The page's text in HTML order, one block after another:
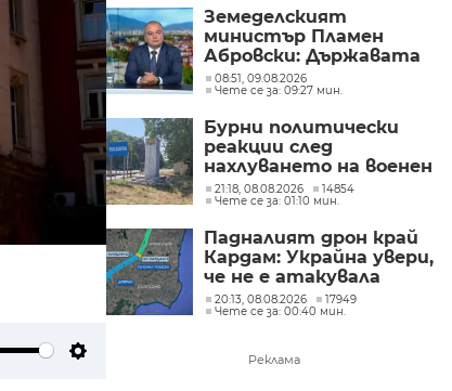
Земеделският
министър Пламен
Абровски: Държавата
трябва да засили
контрола върху вноса
08:51, 09.08.2026
Чете се за: 09:27 мин.
Бурни политически
реакции след
нахлуването на военен
дрон във въздушното
ни пространство
21:18, 08.08.2026
14854
Чете се за: 01:10 мин.
Падналият дрон край
Кардам: Украйна увери,
че не е атакувала
умишлено България и
обеща разследване
20:13, 08.08.2026
17949
Чете се за: 00:40 мин.
Реклама